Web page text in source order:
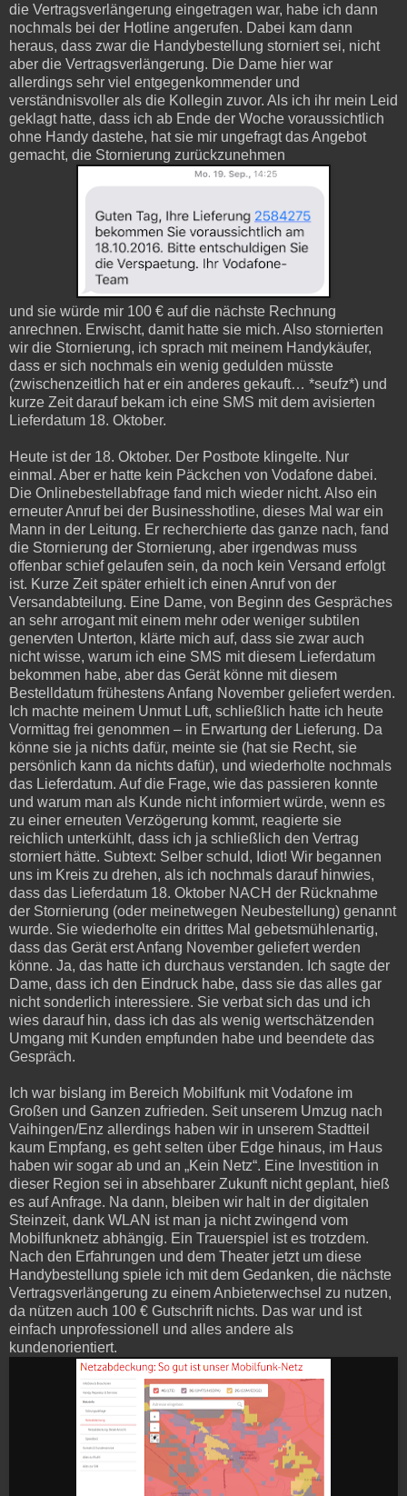
die Vertragsverlängerung eingetragen war, habe ich dann
nochmals bei der Hotline angerufen. Dabei kam dann
heraus, dass zwar die Handybestellung storniert sei, nicht
aber die Vertragsverlängerung. Die Dame hier war
allerdings sehr viel entgegenkommender und
verständnisvoller als die Kollegin zuvor. Als ich ihr mein Leid
geklagt hatte, dass ich ab Ende der Woche voraussichtlich
ohne Handy dastehe, hat sie mir ungefragt das Angebot
gemacht, die Stornierung zurückzunehmen
und sie würde mir 100 € auf die nächste Rechnung
anrechnen. Erwischt, damit hatte sie mich. Also stornierten
wir die Stornierung, ich sprach mit meinem Handykäufer,
dass er sich nochmals ein wenig gedulden müsste
(zwischenzeitlich hat er ein anderes gekauft… *seufz*) und
kurze Zeit darauf bekam ich eine SMS mit dem avisierten
Lieferdatum 18. Oktober.
Heute ist der 18. Oktober. Der Postbote klingelte. Nur
einmal. Aber er hatte kein Päckchen von Vodafone dabei.
Die Onlinebestellabfrage fand mich wieder nicht. Also ein
erneuter Anruf bei der Businesshotline, dieses Mal war ein
Mann in der Leitung. Er recherchierte das ganze nach, fand
die Stornierung der Stornierung, aber irgendwas muss
offenbar schief gelaufen sein, da noch kein Versand erfolgt
ist. Kurze Zeit später erhielt ich einen Anruf von der
Versandabteilung. Eine Dame, von Beginn des Gespräches
an sehr arrogant mit einem mehr oder weniger subtilen
genervten Unterton, klärte mich auf, dass sie zwar auch
nicht wisse, warum ich eine SMS mit diesem Lieferdatum
bekommen habe, aber das Gerät könne mit diesem
Bestelldatum frühestens Anfang November geliefert werden.
Ich machte meinem Unmut Luft, schließlich hatte ich heute
Vormittag frei genommen – in Erwartung der Lieferung. Da
könne sie ja nichts dafür, meinte sie (hat sie Recht, sie
persönlich kann da nichts dafür), und wiederholte nochmals
das Lieferdatum. Auf die Frage, wie das passieren konnte
und warum man als Kunde nicht informiert würde, wenn es
zu einer erneuten Verzögerung kommt, reagierte sie
reichlich unterkühlt, dass ich ja schließlich den Vertrag
storniert hätte. Subtext: Selber schuld, Idiot! Wir begannen
uns im Kreis zu drehen, als ich nochmals darauf hinwies,
dass das Lieferdatum 18. Oktober NACH der Rücknahme
der Stornierung (oder meinetwegen Neubestellung) genannt
wurde. Sie wiederholte ein drittes Mal gebetsmühlenartig,
dass das Gerät erst Anfang November geliefert werden
könne. Ja, das hatte ich durchaus verstanden. Ich sagte der
Dame, dass ich den Eindruck habe, dass sie das alles gar
nicht sonderlich interessiere. Sie verbat sich das und ich
wies darauf hin, dass ich das als wenig wertschätzenden
Umgang mit Kunden empfunden habe und beendete das
Gespräch.
Ich war bislang im Bereich Mobilfunk mit Vodafone im
Großen und Ganzen zufrieden. Seit unserem Umzug nach
Vaihingen/Enz allerdings haben wir in unserem Stadtteil
kaum Empfang, es geht selten über Edge hinaus, im Haus
haben wir sogar ab und an „Kein Netz“. Eine Investition in
dieser Region sei in absehbarer Zukunft nicht geplant, hieß
es auf Anfrage. Na dann, bleiben wir halt in der digitalen
Steinzeit, dank WLAN ist man ja nicht zwingend vom
Mobilfunknetz abhängig. Ein Trauerspiel ist es trotzdem.
Nach den Erfahrungen und dem Theater jetzt um diese
Handybestellung spiele ich mit dem Gedanken, die nächste
Vertragsverlängerung zu einem Anbieterwechsel zu nutzen,
da nützen auch 100 € Gutschrift nichts. Das war und ist
einfach unprofessionell und alles andere als
kundenorientiert.